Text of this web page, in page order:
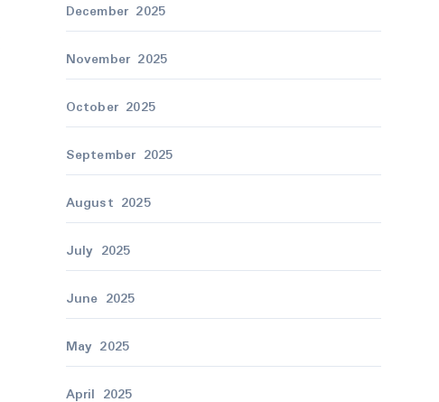
December 2025
November 2025
October 2025
September 2025
August 2025
July 2025
June 2025
May 2025
April 2025